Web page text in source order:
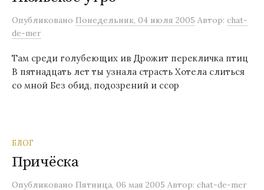
м
у
Опубликовано Понедельник, 04 июля 2005 Автор: chat-
de-mer
Там среди голубеющих ив Дрожит перекличка птиц
В пятнадцать лет ты узнала страсть Хотела слиться
со мной Без обид, подозрений и ссор
БЛОГ
Причёска
Опубликовано Пятница, 06 мая 2005 Автор: chat-de-mer